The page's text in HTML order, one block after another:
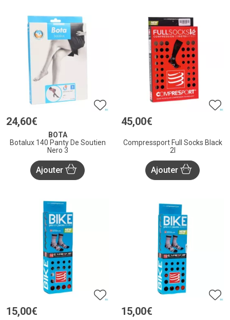
24,60€
BOTA
Botalux 140 Panty De Soutien
Nero 3
Ajouter
45,00€
Compressport Full Socks Black
2l
Ajouter
15,00€ 15,00€